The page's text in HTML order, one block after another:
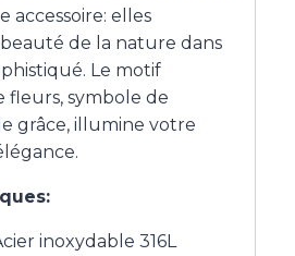
accessoire: elles
de la nature dans
Le motif
fleurs, symbole de
grâce, illumine votre
inoxydable 316L